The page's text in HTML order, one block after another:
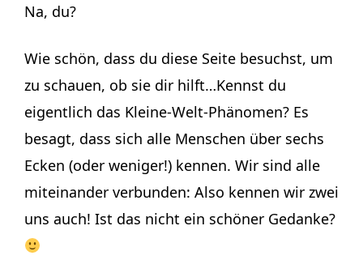
Na, du?
Wie schön, dass du diese Seite besuchst, um
zu schauen, ob sie dir hilft…Kennst du
eigentlich das Kleine-Welt-Phänomen? Es
besagt, dass sich alle Menschen über sechs
Ecken (oder weniger!) kennen. Wir sind alle
miteinander verbunden: Also kennen wir zwei
uns auch! Ist das nicht ein schöner Gedanke?